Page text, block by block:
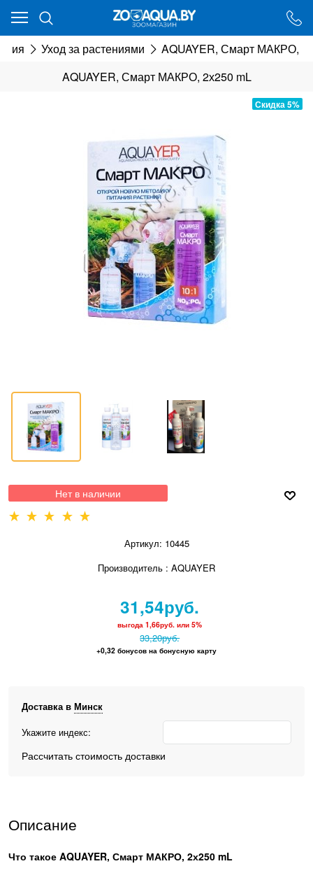
Уход за растениями
AQUAYER, Смарт МАКРО,
AQUAYER, Смарт МАКРО, 2х250 mL
Скидка 5%
Нет в наличии
Артикул: 10445
Производитель : AQUAYER
33,20руб.
31,54руб.
выгода1,66руб. или5%
+0,32 бонусов на бонусную карту
Доставка в Минск
Укажите индекс:
Рассчитать стоимость доставки
Описание
Что такое AQUAYER, Смарт МАКРО, 2х250 mL
Ваш город - Минск,
ДА НЕТ